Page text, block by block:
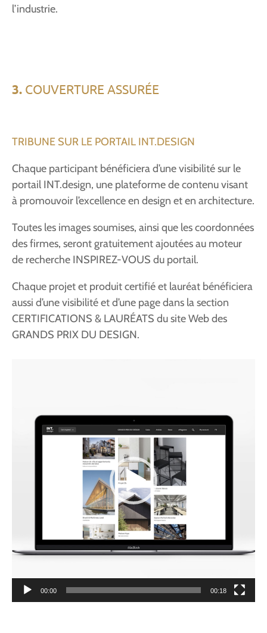
l’industrie.
3. COUVERTURE ASSURÉE
TRIBUNE SUR LE PORTAIL INT.DESIGN
Chaque participant bénéficiera d’une visibilité sur le
portail INT.design, une plateforme de contenu visant
à promouvoir l’excellence en design et en architecture.
Toutes les images soumises, ainsi que les coordonnées
des firmes, seront gratuitement ajoutées au moteur
de recherche INSPIREZ-VOUS du portail.
Chaque projet et produit certifié et lauréat bénéficiera
aussi d’une visibilité et d’une page dans la section
CERTIFICATIONS & LAURÉATS du site Web des
GRANDS PRIX DU DESIGN.
00:00 00:18